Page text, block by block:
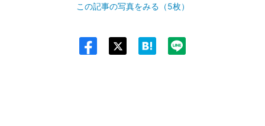
この記事の写真をみる（5枚）